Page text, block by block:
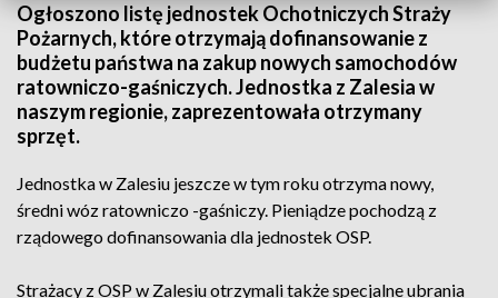
Ogłoszono listę jednostek Ochotniczych Straży
Pożarnych, które otrzymają dofinansowanie z
budżetu państwa na zakup nowych samochodów
ratowniczo-gaśniczych. Jednostka z Zalesia w
naszym regionie, zaprezentowała otrzymany
sprzęt.
Jednostka w Zalesiu jeszcze w tym roku otrzyma nowy,
średni wóz ratowniczo -gaśniczy. Pieniądze pochodzą z
rządowego dofinansowania dla jednostek OSP.
Strażacy z OSP w Zalesiu otrzymali także specjalne ubrania